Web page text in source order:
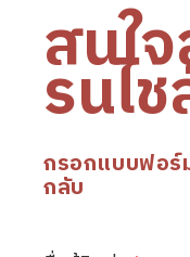
สนใ
รนไ
กรอกแบบฟอร์
กลับ